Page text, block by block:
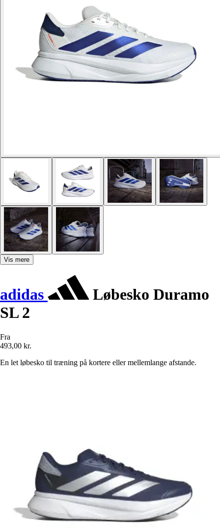
Vis mere
adidas
Løbesko Duramo
SL 2
Fra
493,00 kr.
En let løbesko til træning på kortere eller mellemlange afstande.